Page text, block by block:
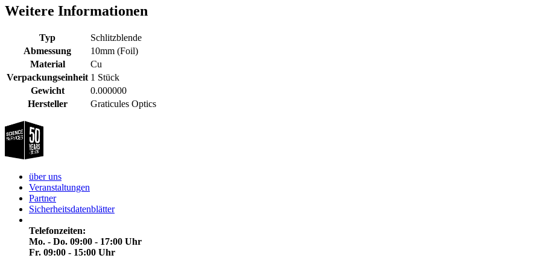
Weitere Informationen
Typ
Schlitzblende
Abmessung
10mm (Foil)
Material
Cu
Verpackungseinheit 1 Stück
Gewicht
0.000000
Hersteller
Graticules Optics
über uns
Veranstaltungen
Partner
Sicherheitsdatenblätter
Telefonzeiten:
Mo. - Do. 09:00 - 17:00 Uhr
Fr. 09:00 - 15:00 Uhr